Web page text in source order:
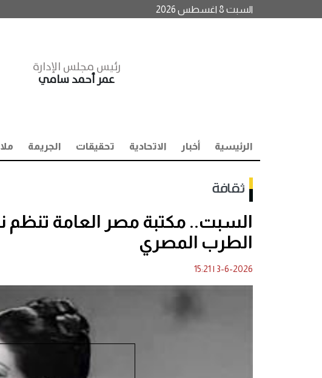
السبت 8 اغسطس 2026
رئيس مجلس الإدارة
عمر أحمد سامي
الرئيسية أخبار الاتحادية تحقيقات الجريمة
ثقافة
السبت.. مكتبة مصر العامة تنظم
الطرب المصري
3-6-2026
|
15:21